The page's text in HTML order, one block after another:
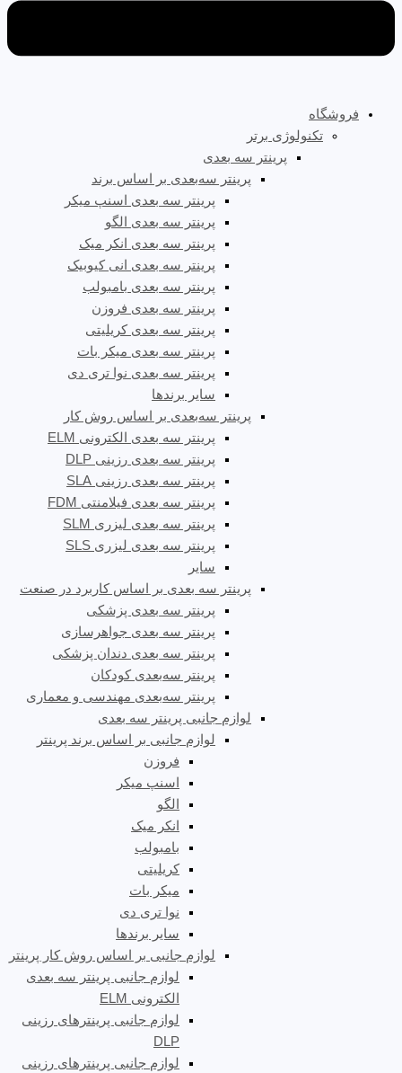
فروشگاه
تکنولوژی برتر
پرینتر سه‌ بعدی
پرینتر سه‌بعدی بر اساس برند
پرینتر سه بعدی اسنپ میکر
پرینتر سه بعدی الگو
پرینتر سه بعدی انکر میک
پرینتر سه بعدی انی کیوبیک
پرینتر سه بعدی بامبولب
پرینتر سه بعدی فروزن
پرینتر سه بعدی کریلیتی
پرینتر سه بعدی میکر بات
پرینتر سه بعدی نوا تری دی
سایر برندها
پرینتر سه‌بعدی بر اساس روش کار
پرینتر سه بعدی الکترونی ELM
پرینتر سه بعدی رزینی DLP
پرینتر سه بعدی رزینی SLA
پرینتر سه بعدی فیلامنتی FDM
پرینتر سه بعدی لیزری SLM
پرینتر سه بعدی لیزری SLS
سایر
پرینتر سه بعدی بر اساس کاربرد در صنعت
پرینتر سه بعدی پزشکی
پرینتر سه بعدی جواهرسازی
پرینتر سه بعدی دندان پزشکی
پرینتر سه‌بعدی کودکان
پرینتر سه‌بعدی مهندسی و معماری
لوازم جانبی پرینتر سه بعدی
لوازم جانبی بر اساس برند پرینتر
فروزن
اسنپ میکر
الگو
انکر میک
بامبولب
کریلیتی
میکر بات
نوا تری دی
سایر برندها
لوازم جانبی بر اساس روش کار پرینتر
لوازم جانبی پرینتر سه بعدی
الکترونی ELM
لوازم جانبی پرینترهای رزینی
DLP
لوازم جانبی پرینترهای رزینی